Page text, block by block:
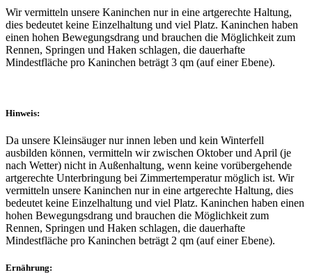
Wir vermitteln unsere Kaninchen nur in eine artgerechte Haltung,
dies bedeutet keine Einzelhaltung und viel Platz. Kaninchen haben
einen hohen Bewegungsdrang und brauchen die Möglichkeit zum
Rennen, Springen und Haken schlagen, die dauerhafte
Mindestfläche pro Kaninchen beträgt 3 qm (auf einer Ebene).
Hinweis:
Da unsere Kleinsäuger nur innen leben und kein Winterfell
ausbilden können, vermitteln wir zwischen Oktober und April (je
nach Wetter) nicht in Außenhaltung, wenn keine vorübergehende
artgerechte Unterbringung bei Zimmertemperatur möglich ist. Wir
vermitteln unsere Kaninchen nur in eine artgerechte Haltung, dies
bedeutet keine Einzelhaltung und viel Platz. Kaninchen haben einen
hohen Bewegungsdrang und brauchen die Möglichkeit zum
Rennen, Springen und Haken schlagen, die dauerhafte
Mindestfläche pro Kaninchen beträgt 2 qm (auf einer Ebene).
Ernährung: